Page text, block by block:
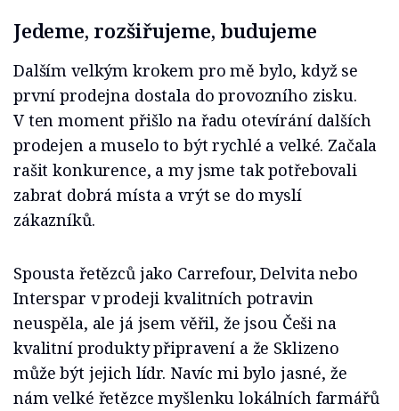
Jedeme, rozšiřujeme, budujeme
Dalším velkým krokem pro mě bylo, když se
první prodejna dostala do provozního zisku.
V ten moment přišlo na řadu otevírání dalších
prodejen a muselo to být rychlé a velké. Začala
rašit konkurence, a my jsme tak potřebovali
zabrat dobrá místa a vrýt se do myslí
zákazníků.
Spousta řetězců jako Carrefour, Delvita nebo
Interspar v prodeji kvalitních potravin
neuspěla, ale já jsem věřil, že jsou Češi na
kvalitní produkty připravení a že Sklizeno
může být jejich lídr. Navíc mi bylo jasné, že
nám velké řetězce myšlenku lokálních farmářů